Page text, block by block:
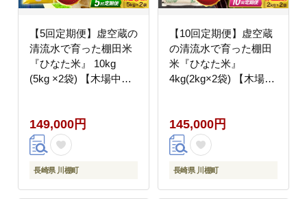
【5回定期便】虚空蔵の
清流水で育った棚田米
『ひなた米』 10kg
(5kg ×2袋) 【木場中山
149,000円
長崎県 川棚町
【10回定期便】虚空蔵
の清流水で育った棚田
米『ひなた米』
4kg(2kg×2袋) 【木場中
145,000円
長崎県 川棚町